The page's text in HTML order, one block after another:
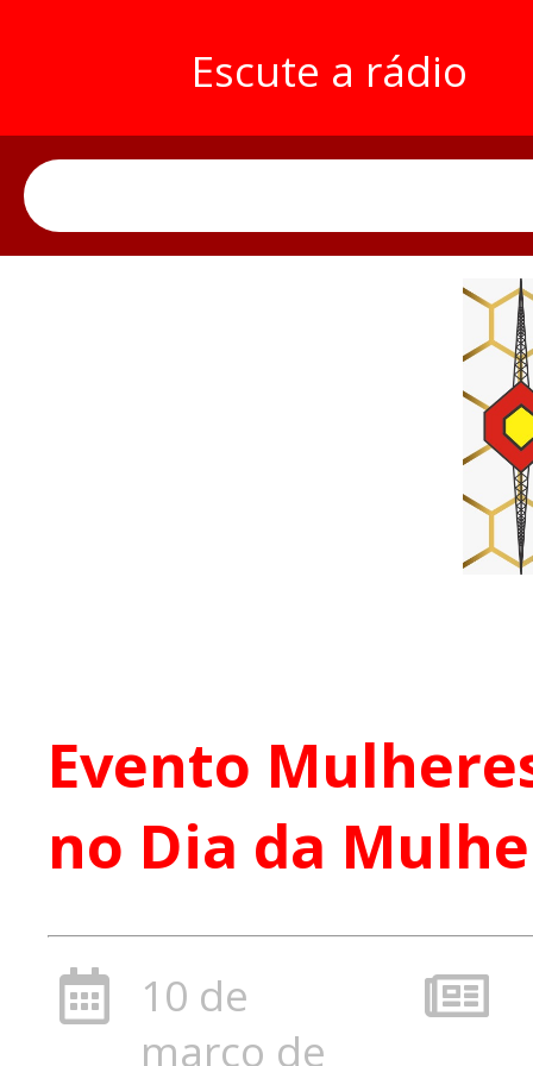
Escute a rádio
Evento
no Dia da
10 de
março de